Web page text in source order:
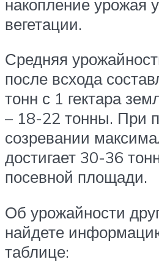
накопление урожая
вегетации.
Средняя
после всхода
тонн с 1 гектара
– 18-22 тонны. При
созревании
достигает 30-36
посевной площади.
Об урожайности
найдете
таблице: